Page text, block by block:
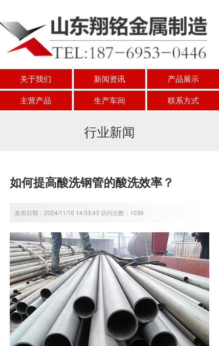
关于我们 新闻资讯
产品展示
主营产品
生产车间 联系方式
行业新闻
如何提高酸洗钢管的酸洗效率？
发布日期：2024/11/16 14:53:43 访问次数：1036